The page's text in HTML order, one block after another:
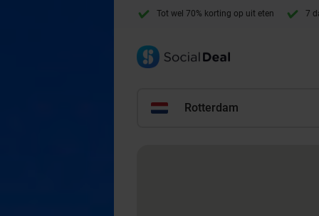
Tot wel 70% korting op uit eten 7
Rotterdam